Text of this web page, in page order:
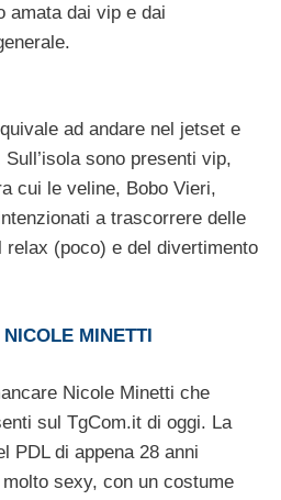
amata dai vip e dai
ad andare nel jetset e
sono presenti vip,
cui le veline, Bobo Vieri,
a trascorrere delle
relax (poco) e del divertimento
MINETTI
Nicole Minetti che
sul TgCom.it di oggi. La
PDL di appena 28 anni
sexy, con un costume